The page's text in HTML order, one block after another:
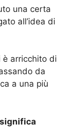
una certa
all’idea di
è arricchito di
da
a una più